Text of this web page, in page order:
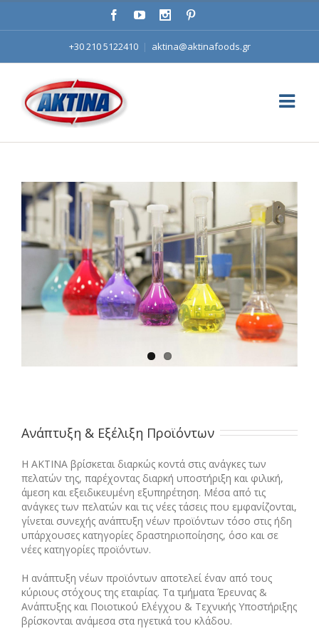
+30 210 5122410 | aktina@aktinafoods.gr
Ανάπτυξη & Εξέλιξη Προϊόντων
Η ΑΚΤΙΝΑ βρίσκεται διαρκώς κοντά στις ανάγκες των
πελατών της, παρέχοντας διαρκή υποστήριξη και φιλική,
άμεση και εξειδικευμένη εξυπηρέτηση. Μέσα από τις
ανάγκες των πελατών και τις νέες τάσεις που εμφανίζονται,
γίνεται συνεχής ανάπτυξη νέων προϊόντων τόσο στις ήδη
υπάρχουσες κατηγορίες δραστηριοποίησης, όσο και σε
νέες κατηγορίες προϊόντων.
Η ανάπτυξη νέων προϊόντων αποτελεί έναν από τους
κύριους στόχους της εταιρίας. Τα τμήματα Έρευνας &
Ανάπτυξης και Ποιοτικού Ελέγχου & Τεχνικής Υποστήριξης
βρίσκονται ανάμεσα στα ηγετικά του κλάδου.